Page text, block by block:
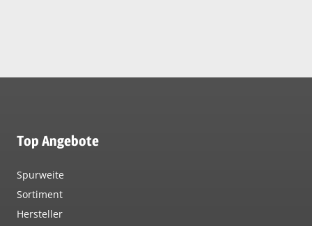
Top Angebote
Spurweite
Sortiment
Hersteller